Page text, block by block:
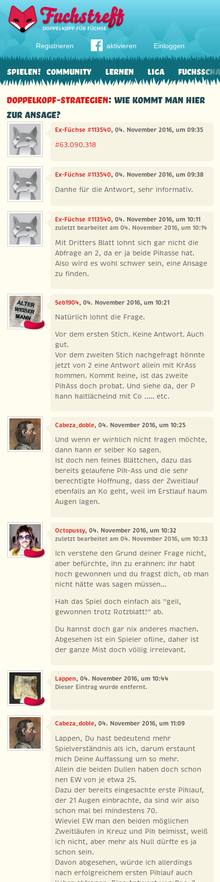
Registrieren aktivieren Einloggen
Community Lernen Liga
Spielen!
Doppelkopf-Strategien: Wie kommt man hier
zur Ansage?
Ex-Füchse #113540, 04. November 2016, um 09:35
#63.090.318
Ex-Füchse #113540, 04. November 2016, um 09:38
Danke für die Antwort, sehr informativ.
Ex-Füchse #113540, 04. November 2016, um 10:11
zuletzt bearbeitet am 04. November 2016, um 10:14
Mit Dritters Blatt lohnt sich gar nicht die
Abfrage an 2, da er ja beide Pikasse hat.
Also wird es wohl schwer sein, eine Ansage
zu finden.
Seb1904, 04. November 2016, um 10:21
Natürlich lohnt die Frage.
Vor dem ersten Stich. Keine Antwort. Auch
gut.
Vor dem zweiten Stich nachgefragt könnte
jetzt von 2 eine Antwort allein mit KrAss
kommen. Kommt keine, ist das zweite
PikAss doch probat. Und siehe da, der P
kann kaltlächelnd mit Co ..... etc.
Cabeza_doble, 04. November 2016, um 10:25
Und wenn er wirklich nicht fragen möchte,
dann kann er selber Ko sagen.
Ist doch nen feines Blättchen, dazu das
bereits gelaufene Pik-Ass und die sehr
berechtigte Hoffnung, dass der Zweitlauf
ebenfalls an Ko geht, weil im Erstlauf kaum
Augen lagen.
Octopussy, 04. November 2016, um 10:32
zuletzt bearbeitet am 04. November 2016, um 10:33
Ich verstehe den Grund deiner Frage nicht,
aber befürchte, ihn zu erahnen: ihr habt
hoch gewonnen und du fragst dich, ob man
nicht hätte was sagen müssen...
Hak das Spiel doch einfach als "geil,
gewonnen trotz Rotzblatt!" ab.
Du kannst doch gar nix anderes machen.
Abgesehen ist ein Spieler ofline, daher ist
der ganze Mist doch völlig irrelevant.
Lappen, 04. November 2016, um 10:44
Dieser Eintrag wurde entfernt.
Cabeza_doble, 04. November 2016, um 11:09
Lappen, Du hast bedeutend mehr
Spielverständnis als ich, darum erstaunt
mich Deine Auffassung um so mehr.
Allein die beiden Dullen haben doch schon
nen EW von je etwa 25.
Dazu der bereits eingesackte erste Piklauf,
der 21 Augen einbrachte, da sind wir also
schon mal bei mindestens 70.
Wieviel EW man den beiden möglichen
Zweitläufen in Kreuz und Pik beimisst, weiß
ich nicht, aber mehr als Null dürfte es ja
schon sein.
Davon abgesehen, würde ich allerdings
nach erfolgreichem ersten Piklauf auch